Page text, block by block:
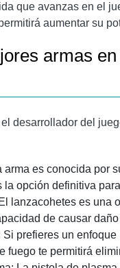
que avanzas en el
aumentar su
armas
desarrollador del
arma es conocida por
la opción definitiva
lanzacohetes es una
de causar
Si prefieres un
fuego te permitirá